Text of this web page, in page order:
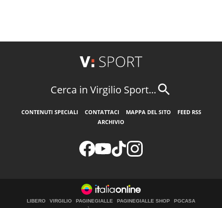
Cerca in Virgilio Sport...
CONTENUTI SPECIALI CONTATTACI MAPPA DEL SITO
FEED RSS
ARCHIVIO
LIBERO VIRGILIO PAGINEGIALLE PAGINEGIALLE SHOP
PGCASA